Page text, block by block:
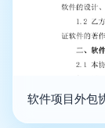
软件项目外包